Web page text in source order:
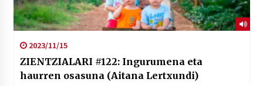
2023/11/15
ZIENTZIALARI #122: Ingurumena eta
haurren osasuna (Aitana Lertxundi)